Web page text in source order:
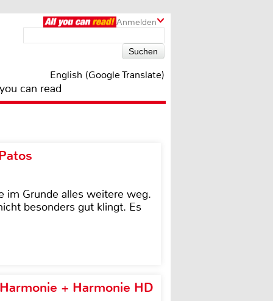
Anmelden
English (Google Translate)
can read
im Grunde alles weitere weg.
besonders gut klingt. Es
+ Harmonie HD